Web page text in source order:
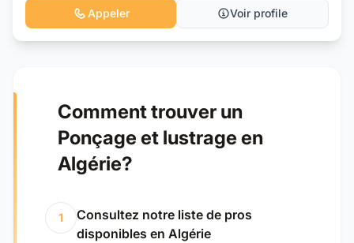
Appeler Voir profile
Comment trouver un
Ponçage et lustrage en
Algérie?
1
Consultez notre liste de pros
disponibles en Algérie